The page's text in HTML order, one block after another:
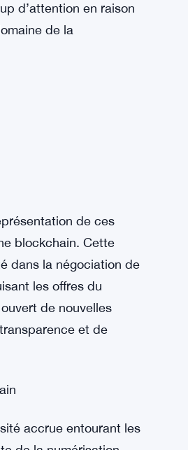
d’attention en raison
de la
blockchain. Cette
les offres du